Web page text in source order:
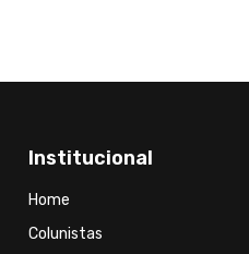
Institucional
Home
Colunistas